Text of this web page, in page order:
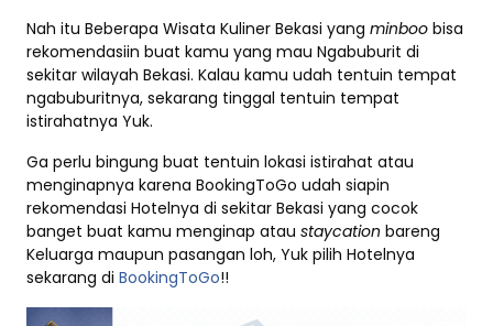
Nah itu Beberapa Wisata Kuliner Bekasi yang minboo bisa
rekomendasiin buat kamu yang mau Ngabuburit di
sekitar wilayah Bekasi. Kalau kamu udah tentuin tempat
ngabuburitnya, sekarang tinggal tentuin tempat
istirahatnya Yuk.
Ga perlu bingung buat tentuin lokasi istirahat atau
menginapnya karena BookingToGo udah siapin
rekomendasi Hotelnya di sekitar Bekasi yang cocok
banget buat kamu menginap atau staycation bareng
Keluarga maupun pasangan loh, Yuk pilih Hotelnya
sekarang di BookingToGo!!